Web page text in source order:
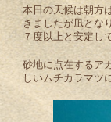
本日の天候は朝方
きましたが凪とな
７度以上と安定し
砂地に点在するア
しいムチカラマツ